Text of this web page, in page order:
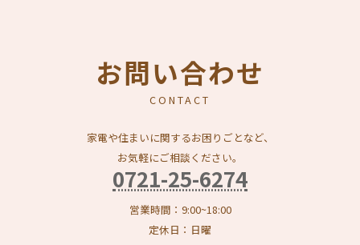
お問い合わせ
CONTACT
家電や住まいに関するお困りごとなど、
お気軽にご相談ください。
0721-25-6274
営業時間：9:00~18:00
定休日：日曜